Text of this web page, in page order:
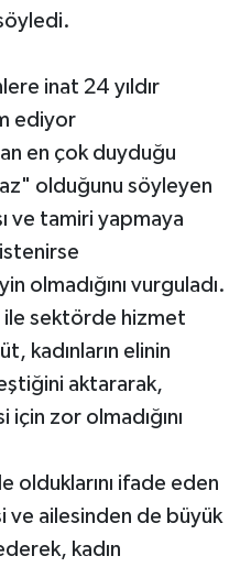
inat 24 yıldır
ediyor
en çok duyduğu
olduğunu söyleyen
ve tamiri yapmaya
olmadığını vurguladı.
ile sektörde hizmet
kadınların elinin
aktararak,
için zor olmadığını
olduklarını ifade eden
ve ailesinden de büyük
kadın